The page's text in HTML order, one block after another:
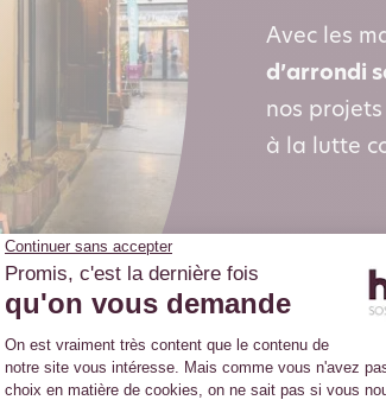
Avec les
d’arrondi
nos
à la lutte